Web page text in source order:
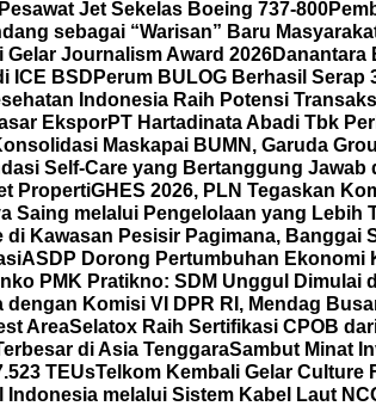
Jet Sekelas Boeing 737-800
sebagai “Warisan” Baru
Gelar Journalism Award 2026Danantara
ICE BSD Perum BULOG Berhasil Serap
Indonesia Raih Potensi
EksporPT Hartadinata Abadi Tbk
Maskapai BUMN, Garuda
Self-Care yang Bertanggung Jawab
PropertiGHES 2026, PLN Tegaskan
Saing melalui Pengelolaan yang Lebih
di Kawasan Pesisir Pagimana, Banggai
ASDP Dorong Pertumbuhan Ekonomi
PMK Pratikno: SDM Unggul
dengan Komisi VI DPR RI, Mendag
AreaSelatox Raih Sertifikasi CPOB
di Asia TenggaraSambut Minat
TEUsTelkom Kembali Gelar Culture
melalui Sistem Kabel Laut